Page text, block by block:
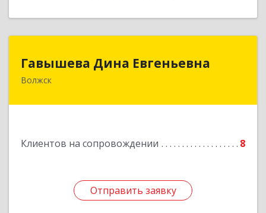
Гавышева Дина Евгеньевна
Волжск
Клиентов на сопровождении 8
Отправить заявку
Отправить заявку